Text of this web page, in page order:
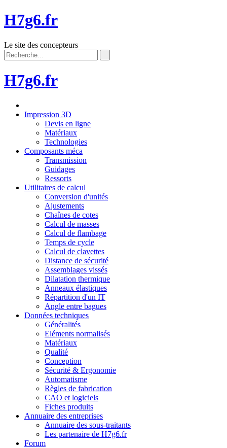
H7g6.fr
Le site des concepteurs
H7g6.fr
Impression 3D
Devis en ligne
Matériaux
Technologies
Composants méca
Transmission
Guidages
Ressorts
Utilitaires de calcul
Conversion d'unités
Ajustements
Chaînes de cotes
Calcul de masses
Calcul de flambage
Temps de cycle
Calcul de clavettes
Distance de sécurité
Assemblages vissés
Dilatation thermique
Anneaux élastiques
Répartition d'un IT
Angle entre bagues
Données techniques
Généralités
Eléments normalisés
Matériaux
Qualité
Conception
Sécurité & Ergonomie
Automatisme
Règles de fabrication
CAO et logiciels
Fiches produits
Annuaire des entreprises
Annuaire des sous-traitants
Les partenaire de H7g6.fr
Forum